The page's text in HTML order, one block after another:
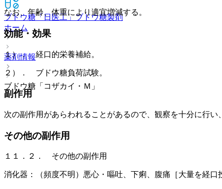
ブドウ糖「日医工」ブドウ糖製剤
ホーム
薬剤情報
ブドウ糖「コザカイ・Ｍ」
なお、年齢、体重により適宜増減する。
効能・効果
１）． 経口的栄養補給。
２）． ブドウ糖負荷試験。
副作用
次の副作用があらわれることがあるので、観察を十分に行
その他の副作用
１１．２． その他の副作用
消化器：（頻度不明）悪心・嘔吐、下痢、腹痛［大量を経口